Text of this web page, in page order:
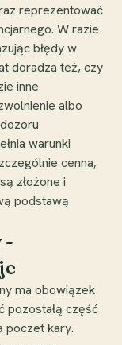
reprezentować
W razie
błędy w
doradza też, czy
inne
albo
warunki
cenna,
złożone i
podstawą
-
ma obowiązek
pozostałą część
poczet kary.